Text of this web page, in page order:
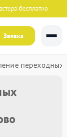
бесплатно
Заявка